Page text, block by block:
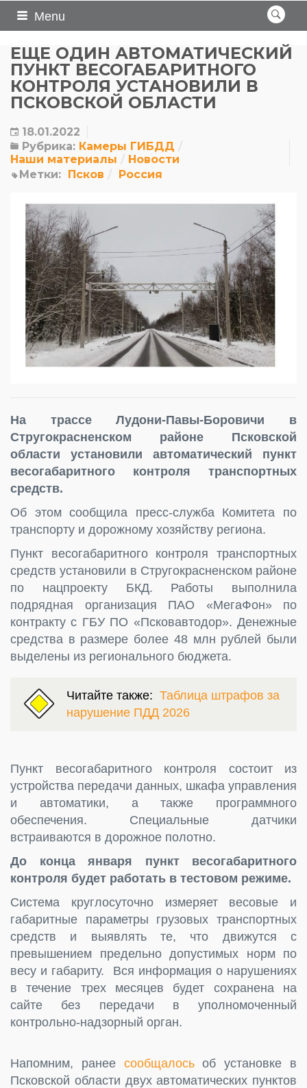
Menu
ЕЩЕ ОДИН АВТОМАТИЧЕСКИЙ
ПУНКТ ВЕСОГАБАРИТНОГО
КОНТРОЛЯ УСТАНОВИЛИ В
ПСКОВСКОЙ ОБЛАСТИ
18.01.2022
Рубрика: Камеры ГИБДД
Наши материалы
Новости
Метки: Псков Россия
На трассе Лудони-Павы-Боровичи в
Стругокрасненском районе Псковской
области установили автоматический пункт
весогабаритного контроля транспортных
средств.
Об этом сообщила пресс-служба Комитета по
транспорту и дорожному хозяйству региона.
Пункт весогабаритного контроля транспортных
средств установили в Стругокрасненском районе
по нацпроекту БКД. Работы выполнила
подрядная организация ПАО «МегаФон» по
контракту с ГБУ ПО «Псковавтодор». Денежные
средства в размере более 48 млн рублей были
выделены из регионального бюджета.
Читайте также: Таблица штрафов за
нарушение ПДД 2026
Пункт весогабаритного контроля состоит из
устройства передачи данных, шкафа управления
и автоматики, а также программного
обеспечения. Специальные датчики
встраиваются в дорожное полотно.
До конца января пункт весогабаритного
контроля будет работать в тестовом режиме.
Система круглосуточно измеряет весовые и
габаритные параметры грузовых транспортных
средств и выявлять те, что движутся с
превышением предельно допустимых норм по
весу и габариту. Вся информация о нарушениях
в течение трех месяцев будет сохранена на
сайте без передачи в уполномоченный
контрольно-надзорный орган.
Напомним, ранее сообщалосьоб установке в
Псковской области двух автоматических пунктов